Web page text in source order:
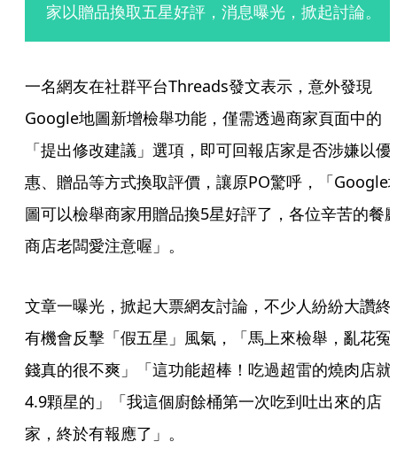
家以贈品換取五星好評，消息曝光，掀起討論。
一名網友在社群平台Threads發文表示，意外發現
Google地圖新增檢舉功能，僅需透過商家頁面中的
「提出修改建議」選項，即可回報店家是否涉嫌以優
惠、贈品等方式換取評價，讓原PO驚呼，「Google
圖可以檢舉商家用贈品換5星好評了，各位辛苦的餐
商店老闆愛注意喔」。
文章一曝光，掀起大票網友討論，不少人紛紛大讚終
有機會反擊「假五星」風氣，「馬上來檢舉，亂花冤
錢真的很不爽」「這功能超棒！吃過超雷的燒肉店就
4.9顆星的」「我這個廚餘桶第一次吃到吐出來的店
家，終於有報應了」。